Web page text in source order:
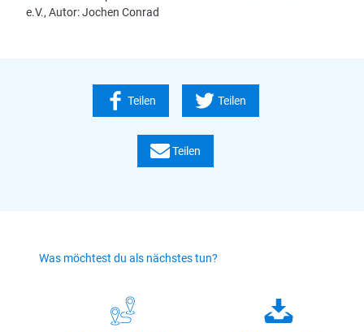
e.V., Autor: Jochen Conrad
Teilen Teilen
Teilen
Was möchtest du als nächstes tun?